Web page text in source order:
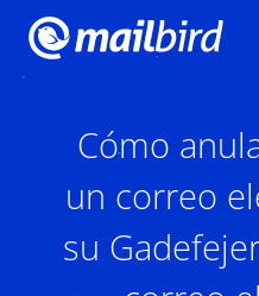
Cómo
un correo
su